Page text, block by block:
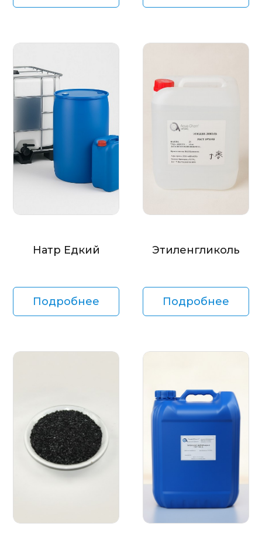
Натр Едкий
Подробнее
Этиленгликоль
Подробнее